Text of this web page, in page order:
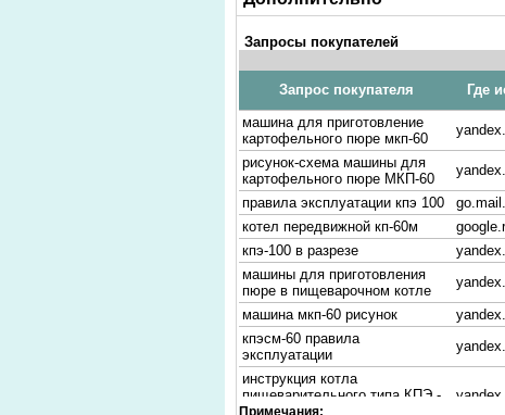
Запросы покупателей
Запрос покупателя Где
машина для приготовление
картофельного пюре мкп-60
рисунок-схема машины для
картофельного пюре МКП-60
правила эксплуатации кпэ 100
котел передвижной кп-60м
кпэ-100 в разрезе
машины для приготовления
пюре в пищеварочном котле
машина мкп-60 рисунок
кпэсм-60 правила
эксплуатации
инструкция котла
пищеварительного типа КПЭ -
250-1М
Примечания: